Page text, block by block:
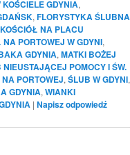
GDYNIA,
, FLORYSTYKA ŚLUBNA
KOŚCIÓŁ NA PLACU
PORTOWEJ W GDYNI,
GDYNIA, MATKI BOŻEJ
NIEUSTAJĄCEJ POMOCY I ŚW.
PORTOWEJ, ŚLUB W GDYNI,
GDYNIA, WIANKI
| Napisz odpowiedź